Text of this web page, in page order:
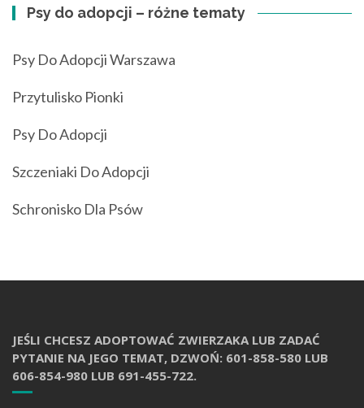
Psy do adopcji – różne tematy
Psy Do Adopcji Warszawa
Przytulisko Pionki
Psy Do Adopcji
Szczeniaki Do Adopcji
Schronisko Dla Psów
JEŚLI CHCESZ ADOPTOWAĆ ZWIERZAKA LUB ZADAĆ
PYTANIE NA JEGO TEMAT, DZWOŃ: 601-858-580 LUB
606-854-980 LUB 691-455-722.